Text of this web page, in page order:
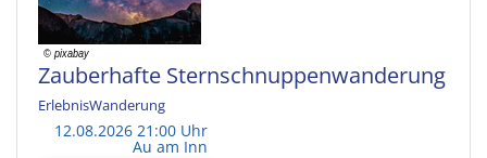
Zauberhafte Sternschnuppenwanderung
ErlebnisWanderung
12.08.2026 21:00 Uhr
Au am Inn